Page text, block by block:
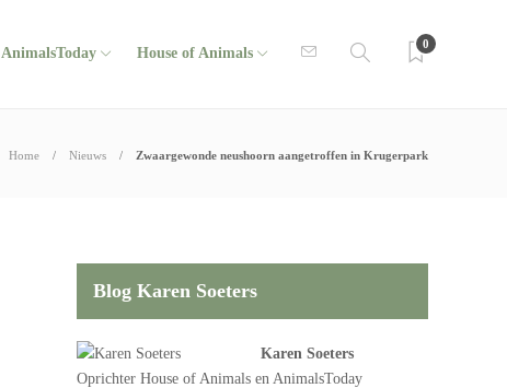
AnimalsToday House of Animals
0
Home Nieuws Zwaargewonde neushoorn aangetroffen in Krugerpark
Blog Karen Soeters
Karen Soeters
OprichterHouse of Animals en AnimalsToday